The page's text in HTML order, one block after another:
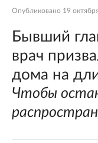
Опубликовано 19
Бывший
врач
дома на
Чтобы